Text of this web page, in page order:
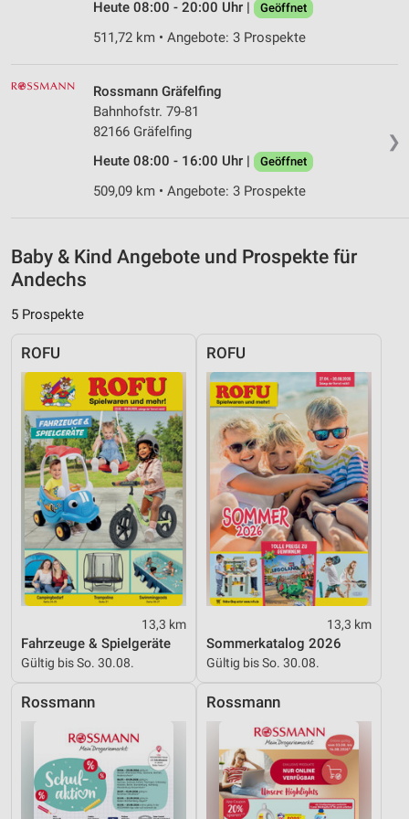
Heute 08:00 - 20:00 Uhr |
Geöffnet
511,72 km • Angebote: 3 Prospekte
❯
Rossmann Gräfelfing
Bahnhofstr. 79-81
82166 Gräfelfing
Heute 08:00 - 16:00 Uhr |
Geöffnet
509,09 km • Angebote: 3 Prospekte
Baby & Kind Angebote und Prospekte für
Andechs
5 Prospekte
ROFU
13,3 km
Fahrzeuge & Spielgeräte
Gültig bis So. 30.08.
ROFU
13,3 km
Sommerkatalog 2026
Gültig bis So. 30.08.
Rossmann Rossmann
von Inhalten
Verwendung von Profilen zur Auswahl
Messung der Werbeleistung
Messung der Performance von Inhalten
Analyse von Zielgruppen durch Statistiken oder
Kombinationen von Daten aus verschiedenen
Verwendung reduzierter Daten zur Auswahl von
Verwendung genauer Standortdaten
Geräte anhand von aktiv angeforderten
Informationen identifizieren
Nicht-IAB-Verarbeitungszwecke:
Notwendig
Performance
Funktional
Werbung